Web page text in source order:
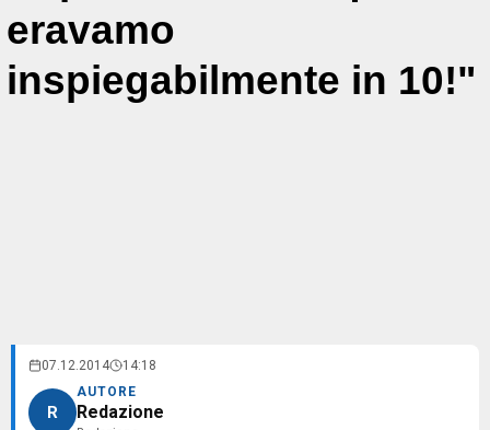
eravamo
inspiegabilmente in 10!"
07.12.2014 14:18
R
AUTORE
Redazione